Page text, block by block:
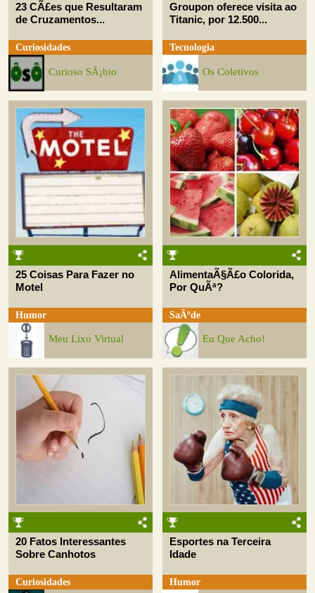
23 CÃ£es que Resultaram
de Cruzamentos...
Curiosidades
Curioso SÃ¡bio
Groupon oferece visita ao
Titanic, por 12.500...
Tecnologia
Os Coletivos
25 Coisas Para Fazer no
Motel
Humor
Meu Lixo Virtual
AlimentaÃ§Ã£o Colorida,
Por QuÃª?
SaÃºde
Eu Que Acho!
20 Fatos Interessantes
Sobre Canhotos
Curiosidades
Esportes na Terceira
Idade
Humor